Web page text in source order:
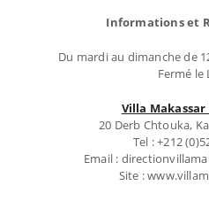
Informations et
Du mardi au dimanche de
Fermé le
Villa
20 Derb Chtouka,
Tel : +212
Email :
Site :